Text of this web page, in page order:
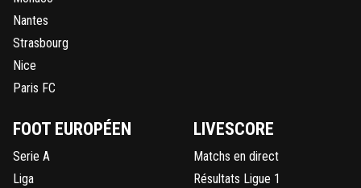
Nantes
Strasbourg
Nice
Paris FC
FOOT EUROPÉEN
Serie A
Liga
LIVESCORE
Matchs en direct
Résultats Ligue 1